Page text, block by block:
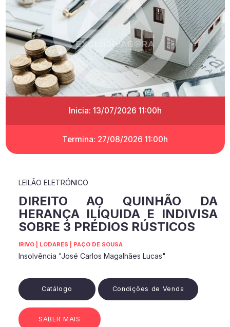
Inicia: 13/07/2026 11:00h
Termina: 27/08/2026 11:00h
LEILÃO ELETRÓNICO
DIREITO AO QUINHÃO DA
HERANÇA ILÍQUIDA E INDIVISA
SOBRE 3 PRÉDIOS RÚSTICOS
IRIVO | LODARES | PAÇO DE SOUSA
Insolvência "José Carlos Magalhães Lucas"
Catálogo Condições de Venda
SABER MAIS